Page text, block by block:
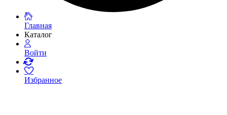
Главная
Каталог
Войти
Избранное